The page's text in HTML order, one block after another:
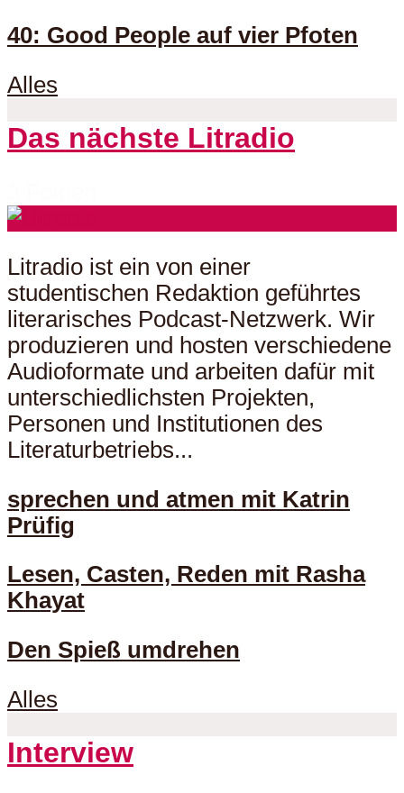
40: Good People auf vier Pfoten
Alles
Das nächste Litradio
Litradio ist ein von einer
studentischen Redaktion geführtes
literarisches Podcast-Netzwerk. Wir
produzieren und hosten verschiedene
Audioformate und arbeiten dafür mit
unterschiedlichsten Projekten,
Personen und Institutionen des
Literaturbetriebs...
sprechen und atmen mit Katrin
Prüfig
Lesen, Casten, Reden mit Rasha
Khayat
Den Spieß umdrehen
Alles
Interview